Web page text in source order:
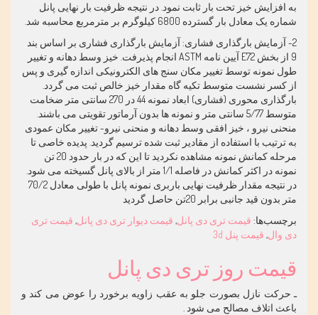
به افزایش خیز تحت بار ثابت نمود. در نتیجه ظرفیت بار نهایی پانل
شماره یک معادل بار گسترده 6800 کیلوگرم بر مترمربع محاسبه شد.
2- آزمایش بارگذاری فشاری: آزمایش بارگذاری فشاری بر اساس بند
9 از بخش
E72 آیین نامه ASTM انجام پذیرفت. خیز وسط دهانه و تغییر
طول نمونه توسط تغییر مکان سنج های الکترونیکی اندازه گیری و پس
از کسر نشست متوسط تکیه گاه مقدار خیز خالص ثبت می گردد.
بارگذاری محوری (فشاری) ابعاد نمونه 44 در 270 سانتی متر ضخامت
متوسط 5/77 سانتی متر و نمونه ها بدون آرماتور تقویتی می باشند.
منحنی نیرو ، خیز افقی وسط دهانه و منحنی نیرو- تغییر مکان عمودی
به ترتیب با استفاده از مقادیر ثبت شده ترسیم گردید. پدیده خاصی تا
مرحله کمانش نمونه مشاهده نکردید تا این که در بار حدود 20 تن
نمونه در اکثر کمانش در فاصله 1/1 متر از بالای پانل گسیخته می شود.
در نتیجه مقدار ظرفیت نهایی باربری نمونه پانل با طولی معادل 70/2
متر بدون قید جانبی برابر 20تن حاصل گردید
برچسب‌ها: قیمت تری دی پانل, قیمت دیوار تری دی پانل, قیمت تری
دی وال, قیمت پنل 3d
قیمت روز تری دی پانل
ـ حرکت نازل بصورت جلو به عقب زاویه برخورد را عوض می کند و
باعث اتلاف مصالح می شود .